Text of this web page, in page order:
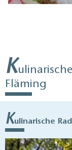
K
Fläming
Kulinarische